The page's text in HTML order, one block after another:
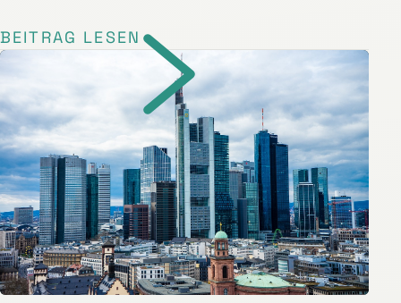
BEITRAG LESEN